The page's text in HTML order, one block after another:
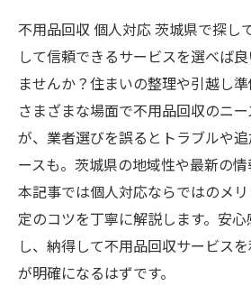
不用品回収 個人対応 茨城県で探し
して信頼できるサービスを選べば
ませんか？住まいの整理や引越し準
さまざまな場面で不用品回収のニ
が、業者選びを誤るとトラブルや
ースも。茨城県の地域性や最新の情
本記事では個人対応ならではのメ
定のコツを丁寧に解説します。安
し、納得して不用品回収サービス
が明確になるはずです。